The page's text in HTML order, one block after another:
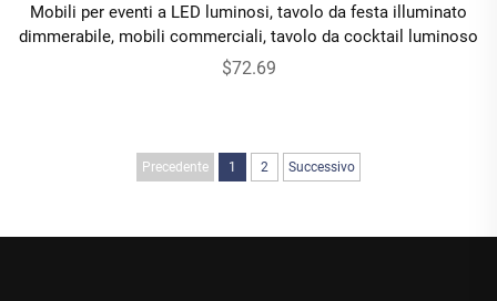
Mobili per eventi a LED luminosi, tavolo da festa illuminato
dimmerabile, mobili commerciali, tavolo da cocktail luminoso
$72.69
Precedente 1 2 Successivo